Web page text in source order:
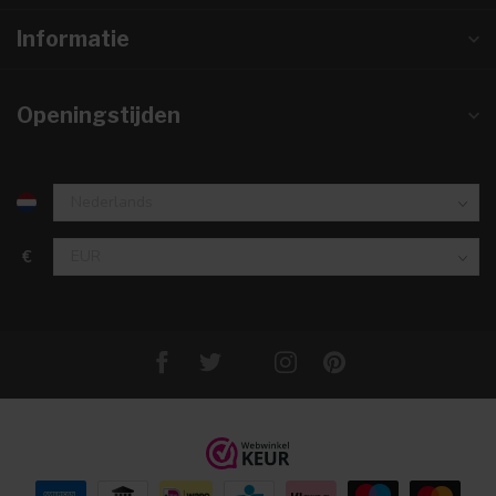
Informatie
Openingstijden
€